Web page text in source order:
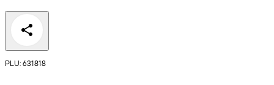
PLU: 631818